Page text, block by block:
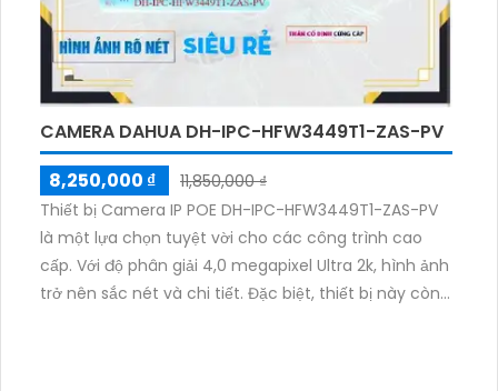
CAMERA DAHUA DH-IPC-HFW3449T1-ZAS-PV
8,250,000 ₫
11,850,000 ₫
Thiết bị Camera IP POE DH-IPC-HFW3449T1-ZAS-PV
là một lựa chọn tuyệt vời cho các công trình cao
cấp. Với độ phân giải 4,0 megapixel Ultra 2k, hình ảnh
trở nên sắc nét và chi tiết. Đặc biệt, thiết bị này còn